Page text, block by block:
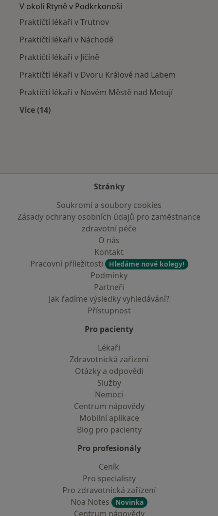
V okolí Rtyně v Podkrkonoší
Praktičtí lékaři v Trutnov
Praktičtí lékaři v Náchodě
Praktičtí lékaři v Jičíně
Praktičtí lékaři v Dvoru Králové nad Labem
Praktičtí lékaři v Novém Městě nad Metují
Více (14)
Stránky
Soukromí a soubory cookies
Zásady ochrany osobních údajů pro zaměstnance
zdravotní péče
O nás
Kontakt
Pracovní příležitosti
Hledáme nové kolegy!
Podmínky
Partneři
Jak řadíme výsledky vyhledávání?
Přístupnost
Pro pacienty
Lékaři
Zdravotnická zařízení
Otázky a odpovědi
Služby
Nemoci
Centrum nápovědy
Mobilní aplikace
Blog pro pacienty
Pro profesionály
Ceník
Pro specialisty
Pro zdravotnická zařízení
Noa Notes
Novinka
Centrum nápovědy